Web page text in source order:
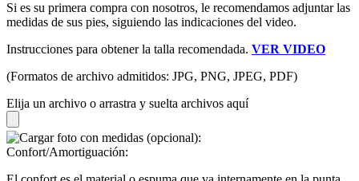
Si es su primera compra con nosotros, le recomendamos adjuntar las
medidas de sus pies, siguiendo las indicaciones del video.
Instrucciones para obtener la talla recomendada. VER VIDEO
(Formatos de archivo admitidos: JPG, PNG, JPEG, PDF)
Elija un archivo o arrastra y suelta archivos aquí
Confort/Amortiguación: